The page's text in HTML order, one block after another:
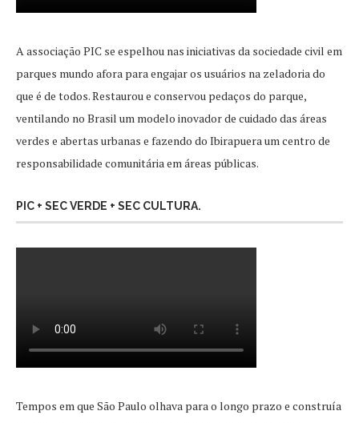
A associação PIC se espelhou nas iniciativas da sociedade civil em
parques mundo afora para engajar os usuários na zeladoria do
que é de todos. Restaurou e conservou pedaços do parque,
ventilando no Brasil um modelo inovador de cuidado das áreas
verdes e abertas urbanas e fazendo do Ibirapuera um centro de
responsabilidade comunitária em áreas públicas.
PIC + SEC VERDE + SEC CULTURA.
Tempos em que São Paulo olhava para o longo prazo e construía